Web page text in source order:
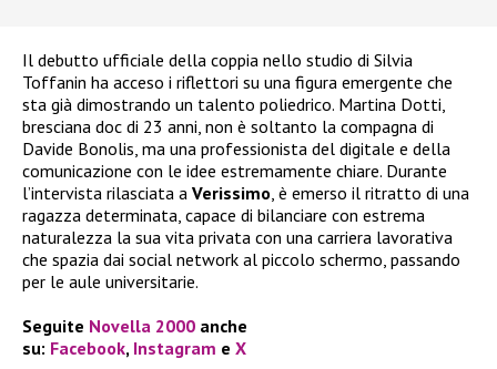
Il debutto ufficiale della coppia nello studio di Silvia
Toffanin ha acceso i riflettori su una figura emergente che
sta già dimostrando un talento poliedrico. Martina Dotti,
bresciana doc di 23 anni, non è soltanto la compagna di
Davide Bonolis, ma una professionista del digitale e della
comunicazione con le idee estremamente chiare. Durante
l’intervista rilasciata a Verissimo, è emerso il ritratto di una
ragazza determinata, capace di bilanciare con estrema
naturalezza la sua vita privata con una carriera lavorativa
che spazia dai social network al piccolo schermo, passando
per le aule universitarie.
Seguite Novella 2000 anche
su: Facebook, Instagram e X